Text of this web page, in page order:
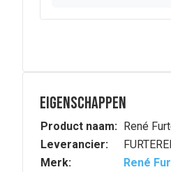
Eigenschappen
Product naam: René
Leverancier:
Merk:
René